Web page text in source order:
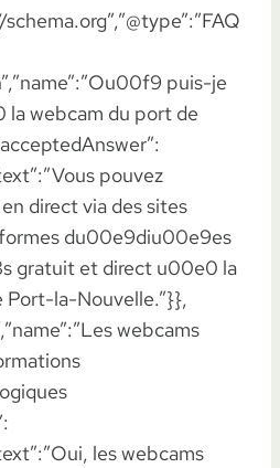
puis-je
webcam du port de
pouvez
direct via des sites
du00e9diu00e9es
gratuit et direct u00e0 la
la-Nouvelle.”}},
webcams
les webcams